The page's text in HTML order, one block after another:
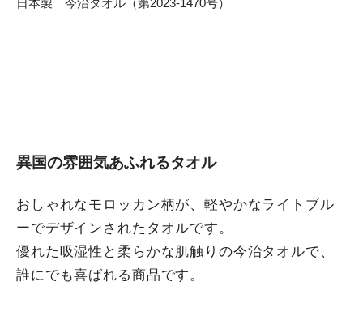
日本製 今治タオル（第2023-1470号）
異国の雰囲気あふれるタオル
おしゃれなモロッカン柄が、軽やかなライトブル
ーでデザインされたタオルです。
優れた吸湿性と柔らかな肌触りの今治タオルで、
誰にでも喜ばれる商品です。